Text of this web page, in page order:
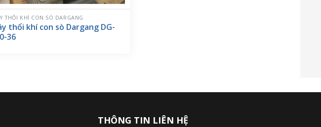
THỔI KHÍ CON SÒ DARGANG
thổi khí con sò Dargang DG-
36
THÔNG TIN LIÊN HỆ